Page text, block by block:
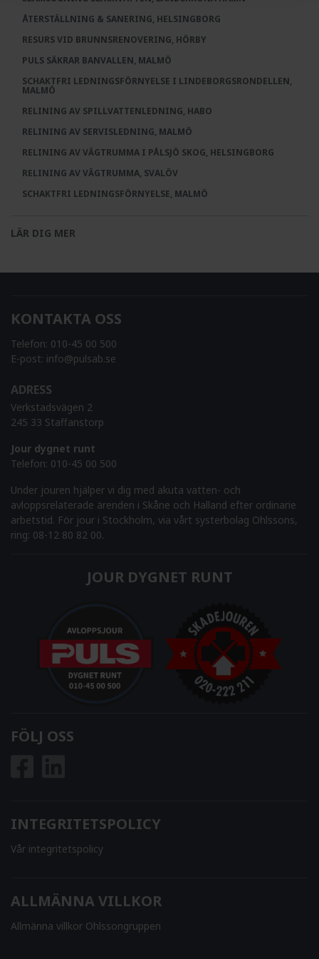
ÅTERSTÄLLNING & SANERING, HELSINGBORG
RESURS VID BRUNNSRENOVERING, HÖRBY
PULS SÄKRAR BANVALLEN, MALMÖ
SCHAKTFRI LEDNINGSFÖRNYELSE I LINDEBORGSRONDELLEN,
MALMÖ
RELINING AV SPILLVATTENLEDNING, HABO
RELINING AV SERVISLEDNING, MALMÖ
RELINING AV VÄGTRUMMA I PÅLSJÖ SKOG, HELSINGBORG
RELINING AV VÄGTRUMMA, SVALÖV
SCHAKTFRI LEDNINGSFÖRNYELSE, MALMÖ
LÄR DIG MER
KONTAKTA OSS
Telefon: 010-45 00 500
E-post: info@pulsab.se
ADRESS
Verkstadsvägen 2
245 33 Staffanstorp
Jour dygnet runt
Telefon: 010-45 00 500
Under jouren hjälper vi dig med akuta vatten- och
avloppsrelaterade ärenden i Skåne och Halland efter ordinarie
arbetstid. För jour i Stockholm, via vårt systerbolag Ohlssons,
ring: 08-12 80 82 00.
JOUR DYGNET RUNT
FÖLJ OSS
INTEGRITETSPOLICY
Vår integritetspolicy
ALLMÄNNA VILLKOR
Allmänna villkor Ohlssongruppen